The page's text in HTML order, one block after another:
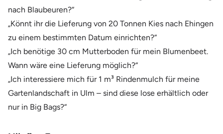
nach Blaubeuren?“
„Könnt ihr die Lieferung von 20 Tonnen Kies nach Ehingen
zu einem bestimmten Datum einrichten?“
„Ich benötige 30 cm Mutterboden für mein Blumenbeet.
Wann wäre eine Lieferung möglich?“
„Ich interessiere mich für 1 m³ Rindenmulch für meine
Gartenlandschaft in Ulm – sind diese lose erhältlich oder
nur in Big Bags?“